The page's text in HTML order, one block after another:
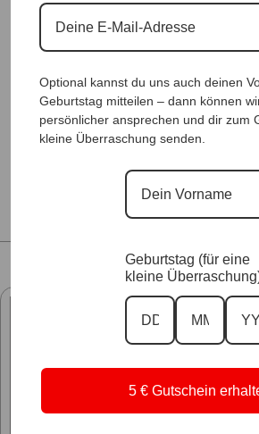
Zu unseren Shirts
Zu unseren
Optional kannst du uns auch deinen
Geburtstag mitteilen – dann können
persönlicher ansprechen und dir zum
kleine Überraschung senden.
Geburtstag (für eine
kleine
5 € Gutschein